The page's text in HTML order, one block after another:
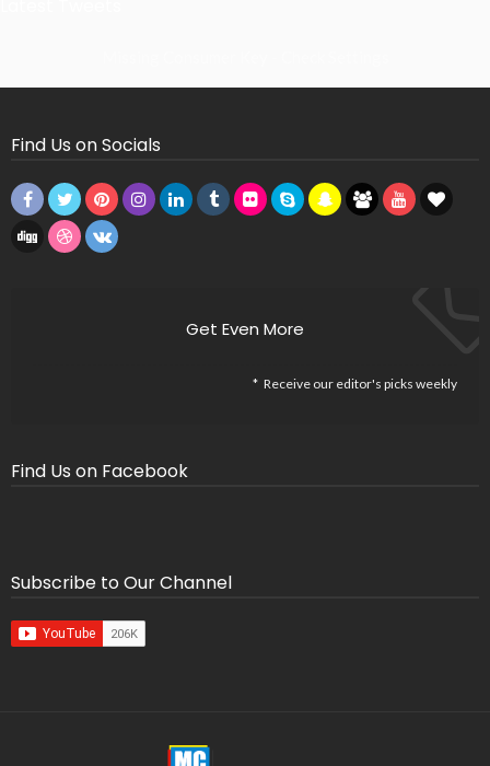
Find Us on Socials
Get Even More
Receive our editor's picks weekly
Find Us on Facebook
Subscribe to Our Channel